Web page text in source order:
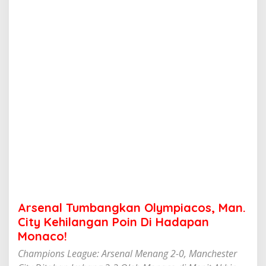
a
n
.
t
Arsenal Tumbangkan Olympiacos, Man.
City Kehilangan Poin Di Hadapan
Monaco!
Champions League: Arsenal Menang 2-0, Manchester